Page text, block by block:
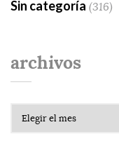
Sin categoría (316)
archivos